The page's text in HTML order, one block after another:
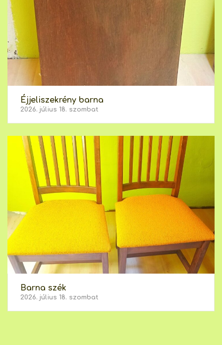
Éjjeliszekrény barna
2026. július 18. szombat
Barna szék
2026. július 18. szombat